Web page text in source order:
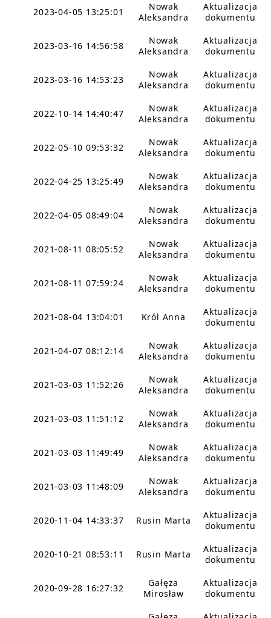
2023-04-05 13:25:01
Nowak
Aleksandra
Aktualizacja
dokumentu
2023-03-16 14:56:58
Nowak
Aleksandra
Aktualizacja
dokumentu
2023-03-16 14:53:23
Nowak
Aleksandra
Aktualizacja
dokumentu
2022-10-14 14:40:47
Nowak
Aleksandra
Aktualizacja
dokumentu
2022-05-10 09:53:32
Nowak
Aleksandra
Aktualizacja
dokumentu
2022-04-25 13:25:49
Nowak
Aleksandra
Aktualizacja
dokumentu
2022-04-05 08:49:04
Nowak
Aleksandra
Aktualizacja
dokumentu
2021-08-11 08:05:52
Nowak
Aleksandra
Aktualizacja
dokumentu
2021-08-11 07:59:24
Nowak
Aleksandra
Aktualizacja
dokumentu
2021-08-04 13:04:01 Król Anna
Aktualizacja
dokumentu
2021-04-07 08:12:14
Nowak
Aleksandra
Aktualizacja
dokumentu
2021-03-03 11:52:26
Nowak
Aleksandra
Aktualizacja
dokumentu
2021-03-03 11:51:12
Nowak
Aleksandra
Aktualizacja
dokumentu
2021-03-03 11:49:49
Nowak
Aleksandra
Aktualizacja
dokumentu
2021-03-03 11:48:09
Nowak
Aleksandra
Aktualizacja
dokumentu
2020-11-04 14:33:37 Rusin Marta
Aktualizacja
dokumentu
2020-10-21 08:53:11 Rusin Marta
Aktualizacja
dokumentu
2020-09-28 16:27:32
Gałęza
Mirosław
Aktualizacja
dokumentu